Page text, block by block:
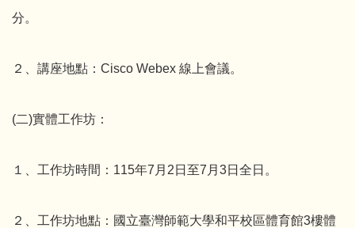
分。
２、講座地點：Cisco Webex 線上會議。
(二)實體工作坊：
１、工作坊時間：115年7月2日至7月3日全日。
２、工作坊地點：國立臺灣師範大學和平校區體育館3樓體